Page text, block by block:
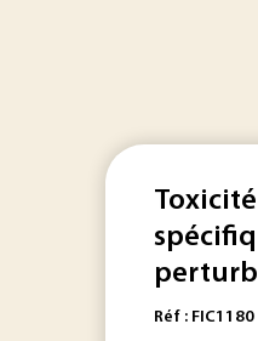
Réf : FIC1180